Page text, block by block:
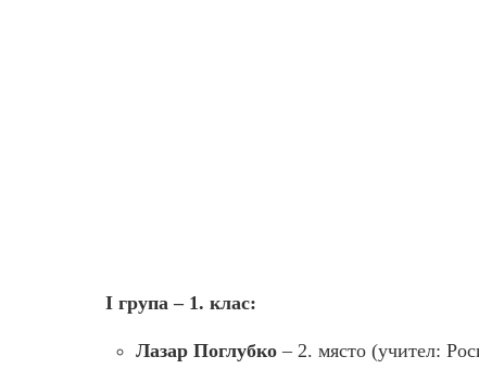
I група – 1. клас:
Лазар Поглубко – 2. място (учител: